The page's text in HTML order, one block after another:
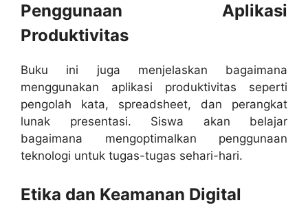
Penggunaan Aplikasi
Produktivitas
Buku ini juga menjelaskan bagaimana
menggunakan aplikasi produktivitas seperti
pengolah kata, spreadsheet, dan perangkat
lunak presentasi. Siswa akan belajar
bagaimana mengoptimalkan penggunaan
teknologi untuk tugas-tugas sehari-hari.
Etika dan Keamanan Digital